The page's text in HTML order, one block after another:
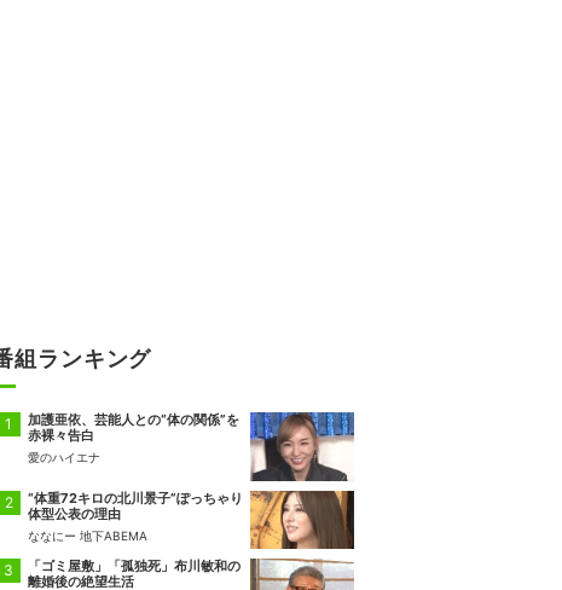
組ランキング
加護亜依、芸能人との“体の関係”を
赤裸々告白
愛のハイエナ
“体重72キロの北川景子”ぽっちゃり
体型公表の理由
ななにー 地下ABEMA
「ゴミ屋敷」「孤独死」布川敏和の
離婚後の絶望生活